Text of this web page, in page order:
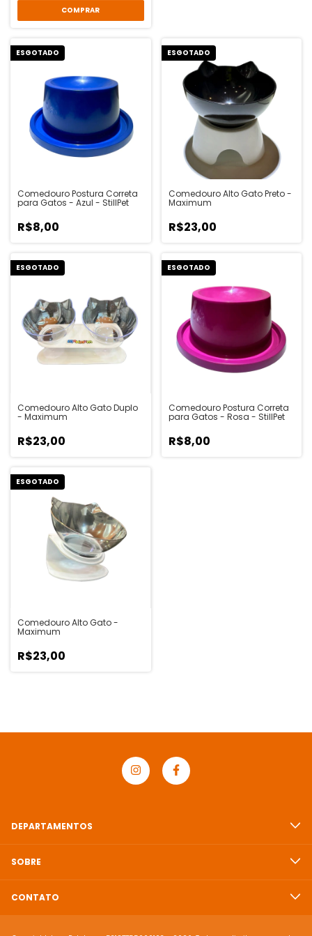
COMPRAR
ESGOTADO
Comedouro Postura Correta
para Gatos - Azul - StillPet
R$8,00
ESGOTADO
Comedouro Alto Gato Preto -
Maximum
R$23,00
ESGOTADO
Comedouro Alto Gato Duplo
- Maximum
R$23,00
ESGOTADO
Comedouro Postura Correta
para Gatos - Rosa - StillPet
R$8,00
ESGOTADO
Comedouro Alto Gato -
Maximum
R$23,00
DEPARTAMENTOS
SOBRE
CONTATO